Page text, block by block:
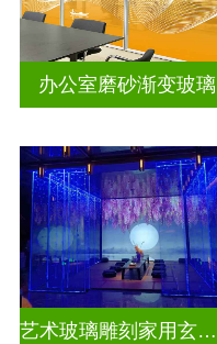
办公室磨砂渐变玻璃
艺术玻璃雕刻家用玄关隔断